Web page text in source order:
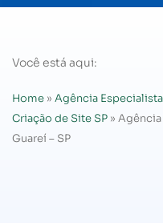
Você está aqui:
Home » Agência
Criação de Site SP » Agência
Guareí – SP